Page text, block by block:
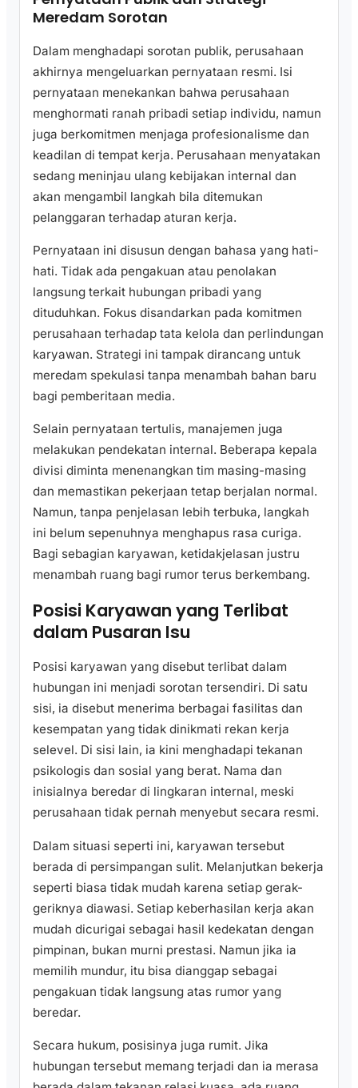
Meredam Sorotan
Dalam menghadapi sorotan publik, perusahaan
akhirnya mengeluarkan pernyataan resmi. Isi
pernyataan menekankan bahwa perusahaan
menghormati ranah pribadi setiap individu, namun
juga berkomitmen menjaga profesionalisme dan
keadilan di tempat kerja. Perusahaan menyatakan
sedang meninjau ulang kebijakan internal dan
akan mengambil langkah bila ditemukan
pelanggaran terhadap aturan kerja.
Pernyataan ini disusun dengan bahasa yang hati-
hati. Tidak ada pengakuan atau penolakan
langsung terkait hubungan pribadi yang
dituduhkan. Fokus disandarkan pada komitmen
perusahaan terhadap tata kelola dan perlindungan
karyawan. Strategi ini tampak dirancang untuk
meredam spekulasi tanpa menambah bahan baru
bagi pemberitaan media.
Selain pernyataan tertulis, manajemen juga
melakukan pendekatan internal. Beberapa kepala
divisi diminta menenangkan tim masing-masing
dan memastikan pekerjaan tetap berjalan normal.
Namun, tanpa penjelasan lebih terbuka, langkah
ini belum sepenuhnya menghapus rasa curiga.
Bagi sebagian karyawan, ketidakjelasan justru
menambah ruang bagi rumor terus berkembang.
Posisi Karyawan yang Terlibat
dalam Pusaran Isu
Posisi karyawan yang disebut terlibat dalam
hubungan ini menjadi sorotan tersendiri. Di satu
sisi, ia disebut menerima berbagai fasilitas dan
kesempatan yang tidak dinikmati rekan kerja
selevel. Di sisi lain, ia kini menghadapi tekanan
psikologis dan sosial yang berat. Nama dan
inisialnya beredar di lingkaran internal, meski
perusahaan tidak pernah menyebut secara resmi.
Dalam situasi seperti ini, karyawan tersebut
berada di persimpangan sulit. Melanjutkan bekerja
seperti biasa tidak mudah karena setiap gerak-
geriknya diawasi. Setiap keberhasilan kerja akan
mudah dicurigai sebagai hasil kedekatan dengan
pimpinan, bukan murni prestasi. Namun jika ia
memilih mundur, itu bisa dianggap sebagai
pengakuan tidak langsung atas rumor yang
beredar.
Secara hukum, posisinya juga rumit. Jika
hubungan tersebut memang terjadi dan ia merasa